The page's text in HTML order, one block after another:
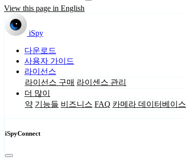
View this page in English
iSpy
다운로드
사용자 가이드
라이선스
라이선스 구매 라이센스 관리
더 많이
약 기능들 비즈니스 FAQ 카메라 데이터베이스
iSpyConnect